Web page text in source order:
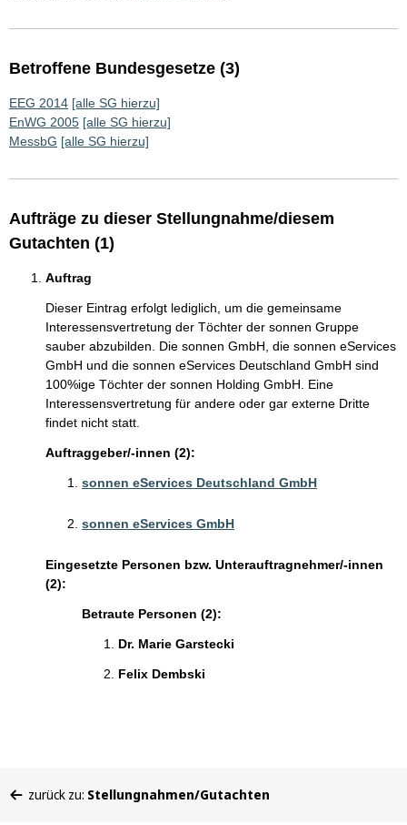
Betroffene Bundesgesetze (3)
EEG 2014 [alle SG hierzu]
EnWG 2005 [alle SG hierzu]
MessbG [alle SG hierzu]
Aufträge zu dieser Stellungnahme/diesem
Gutachten (1)
Auftrag
Dieser Eintrag erfolgt lediglich, um die gemeinsame
Interessensvertretung der Töchter der sonnen Gruppe
sauber abzubilden. Die sonnen GmbH, die sonnen eServices
GmbH und die sonnen eServices Deutschland GmbH sind
100%ige Töchter der sonnen Holding GmbH. Eine
Interessensvertretung für andere oder gar externe Dritte
findet nicht statt.
Auftraggeber/-innen (2):
sonnen eServices Deutschland GmbH
sonnen eServices GmbH
Eingesetzte Personen bzw. Unterauftragnehmer/-innen
(2):
Betraute Personen (2):
Dr. Marie Garstecki
Felix Dembski
befinden
zurück zu: Stellungnahmen/Gutachten